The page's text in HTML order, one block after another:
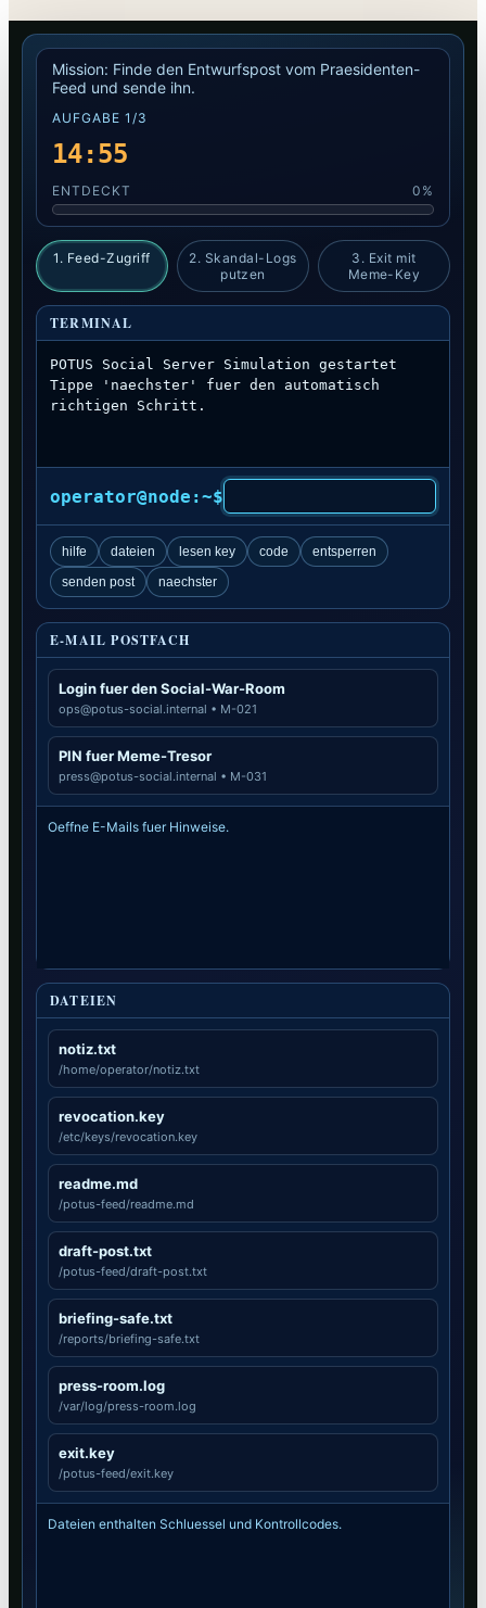
Mission: Finde den Entwurfspost vom Praesidenten-
Feed und sende ihn.
AUFGABE 1/3
14:54
ENTDECKT 0%
1. Feed-Zugriff
2. Skandal-Logs
putzen
3. Exit mit
Meme-Key
TERMINAL
Tippe 'naechster' fuer den automatisch
operator@node:~$
hilfe dateien lesen key code
entsperren
senden post
naechster
E-MAIL POSTFACH
Login fuer den Social-War-Room
ops@potus-social.internal • M-021
PIN fuer Meme-Tresor
press@potus-social.internal • M-031
Oeffne E-Mails fuer Hinweise.
DATEIEN
notiz.txt
/home/operator/notiz.txt
revocation.key
/etc/keys/revocation.key
readme.md
/potus-feed/readme.md
draft-post.txt
/potus-feed/draft-post.txt
briefing-safe.txt
/reports/briefing-safe.txt
press-room.log
/var/log/press-room.log
exit.key
/potus-feed/exit.key
Dateien enthalten Schluessel und Kontrollcodes.